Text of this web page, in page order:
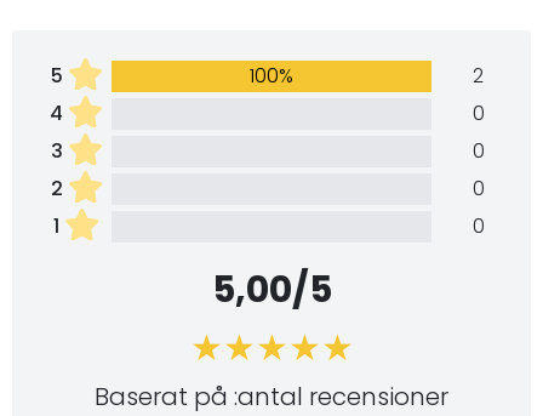
5 100%
2
4
0
3
0
2
0
1
0
5,00/5
Baserat på :antal recensioner